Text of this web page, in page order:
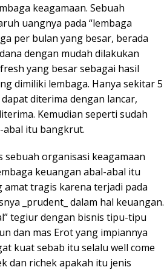
keagamaan. Sebuah
uangnya pada “lembaga
per bulan yang besar, berada
dengan mudah dilakukan
yang besar sebagai hasil
dimiliki lembaga. Hanya sekitar 5
diterima dengan lancar,
Kemudian seperti sudah
abal itu bangkrut.
organisasi keagamaan
keuangan abal-abal itu
amat tragis karena terjadi pada
_prudent_ dalam hal keuangan.
tegiur dengan bisnis tipu-tipu
dan mas Erot yang impiannya
kuat sebab itu selalu well come
dan richek apakah itu jenis